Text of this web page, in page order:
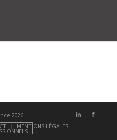
2026
MENTIONS LÉGALES